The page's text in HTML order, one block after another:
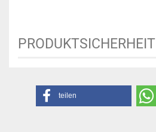
PRODUKTSICHERHEIT
teilen